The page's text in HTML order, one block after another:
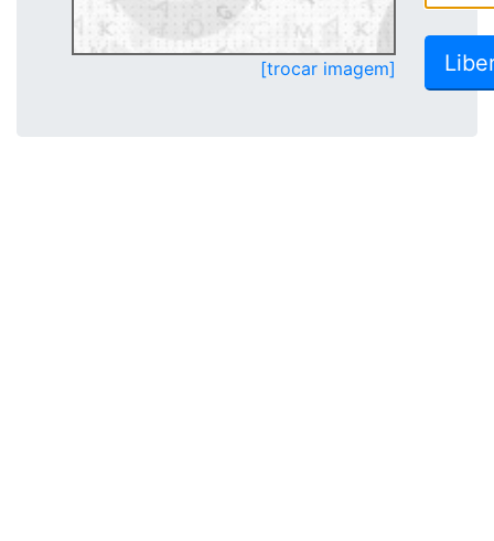
[trocar imagem]